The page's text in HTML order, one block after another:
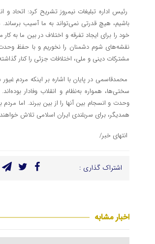
رئیس اداره تبلیغات نیمروز تشریح کرد: اتحاد
باشیم، هیچ قدرتی نمی‌تواند به ما آسیب
خود را برای ایجاد تفرقه و اختلاف در بین ما به
نقشه‌های شوم دشمنان را نخوریم و با حفظ وحدت و
مشترکات دینی و ملی، اختلافات جزئی را کنار
محمدقاسمی در پایان با اشاره بر اینکه مردم
سختی‌ها، همواره به‌نظام و انقلاب وفادار
وحدت و انسجام بین آنها را از بین ببرند. اما
همدیگر، برای سربلندی ایران اسلامی تلاش
انتهای خبر/
اشتراک گذاری :
اخبار مشابه